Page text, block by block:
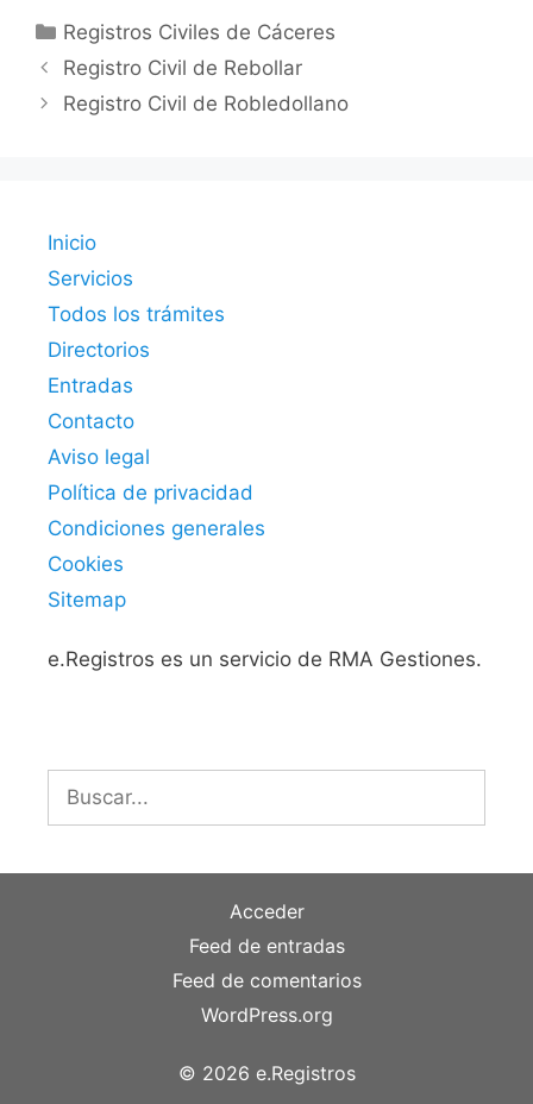
Categorías
Registros Civiles de Cáceres
Registro Civil de Rebollar
Registro Civil de Robledollano
Inicio
Servicios
Todos los trámites
Directorios
Entradas
Contacto
Aviso legal
Política de privacidad
Condiciones generales
Cookies
Sitemap
e.Registros es un servicio de RMA Gestiones.
Buscar:
Acceder
Feed de entradas
Feed de comentarios
WordPress.org
© 2026 e.Registros